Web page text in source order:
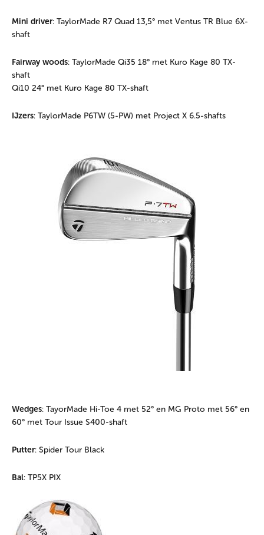
Mini driver: TaylorMade R7 Quad 13,5° met Ventus TR Blue 6X-
shaft
Fairway woods: TaylorMade Qi35 18° met Kuro Kage 80 TX-
shaft
Qi10 24° met Kuro Kage 80 TX-shaft
IJzers: TaylorMade P6TW (5-PW) met Project X 6.5-shafts
Wedges: TayorMade Hi-Toe 4 met 52° en MG Proto met 56° en
60° met Tour Issue S400-shaft
Putter: Spider Tour Black
Bal: TP5X PIX